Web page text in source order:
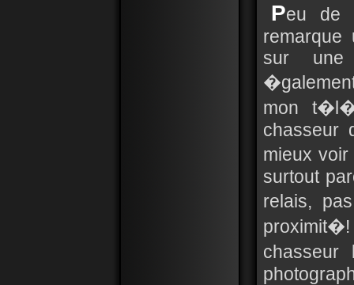
Peu de
remarque
sur une
mon
chasseur
mieux
surtout
relais,